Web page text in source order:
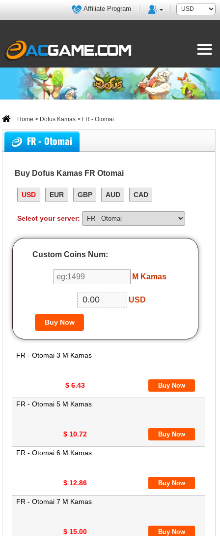
Affiliate Program
Home > Dofus Kamas > FR - Otomai
FR - Otomai
Buy Dofus Kamas FR Otomai
USD EUR GBP AUD CAD
Select your server:
Custom Coins Num:
M Kamas
USD
FR - Otomai 3 M Kamas
$ 6.43
FR - Otomai 5 M Kamas
$ 10.72
FR - Otomai 6 M Kamas
$ 12.86
FR - Otomai 7 M Kamas
$ 15.00